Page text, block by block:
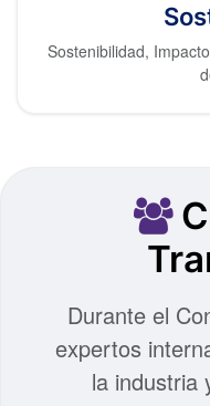
Sostenibilidad,
Durante el
expertos
la industria